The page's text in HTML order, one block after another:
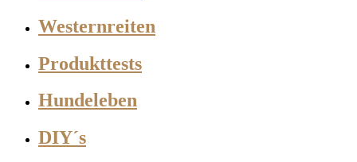
Westernreiten
Produkttests
Hundeleben
DIY´s